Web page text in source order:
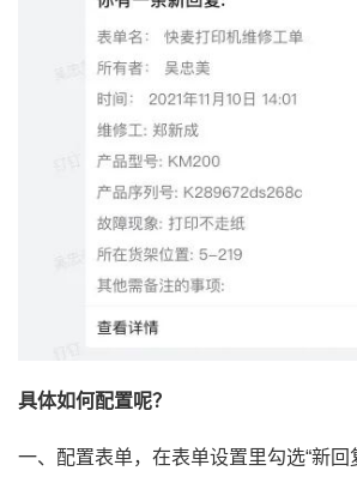
具体如何配置呢？
一、配置表单，在表单设置里勾选“新回